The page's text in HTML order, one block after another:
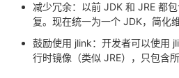
的
博
我
的
我
减少冗余：以前 JDK 和 JRE 都
复。现在统一为一个 JDK，简化维
鼓励使用 jlink：开发者可以使用
行时镜像（类似 JRE），只包含所